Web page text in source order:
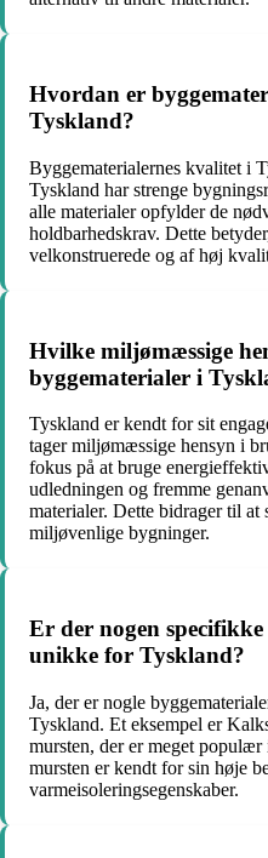
Hvordan er
Tyskland?
Byggematerialernes kvalitet i
Tyskland har strenge
alle materialer opfylder de
holdbarhedskrav. Dette
velkonstruerede og af høj
Hvilke miljømæssige
byggematerialer i
Tyskland er kendt for sit
tager miljømæssige hensyn i
fokus på at bruge
udledningen og fremme
materialer. Dette bidrager til
miljøvenlige bygninger.
Er der nogen
unikke for Tyskland?
Ja, der er nogle
Tyskland. Et eksempel er
mursten, der er meget
mursten er kendt for sin høje
varmeisoleringsegenskaber.